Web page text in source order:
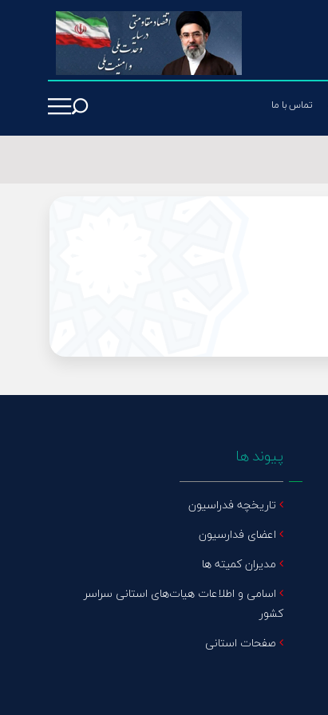
تماس با ما
پیوند ها
تاریخچه فدراسیون
اعضای فدارسیون
مدیران کمیته ها
اسامی و اطلاعات هیات‌های استانی سراسر
کشور
صفحات استانی